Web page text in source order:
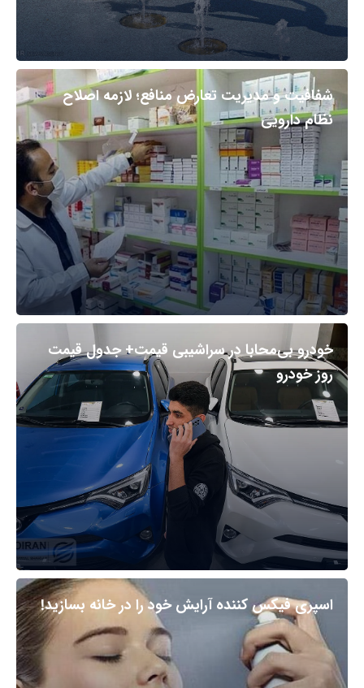
شفافیت و مدیریت تعارض منافع؛ لازمه اصلاح
نظام دارویی
خودرو بی‌محابا در سراشیبی قیمت+ جدول قیمت
روز خودرو
اسپری فیکس کننده آرایش خود را در خانه بسازید!